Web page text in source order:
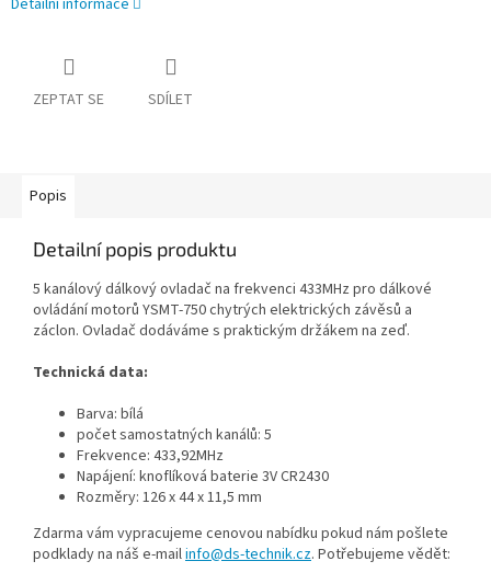
Detailní informace
ZEPTAT SE SDÍLET
Popis
Detailní popis produktu
5 kanálový dálkový ovladač na frekvenci 433MHz pro dálkové
ovládání motorů YSMT-750 chytrých elektrických závěsů a
záclon. Ovladač dodáváme s praktickým držákem na zeď.
Technická data:
Barva: bílá
počet samostatných kanálů: 5
Frekvence: 433,92MHz
Napájení: knoflíková baterie 3V CR2430
Rozměry: 126 x 44 x 11,5 mm
Zdarma vám vypracujeme cenovou nabídku pokud nám pošlete
podklady na náš e-mailinfo@ds-technik.cz. Potřebujeme vědět: